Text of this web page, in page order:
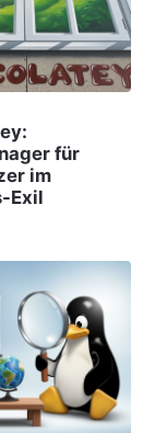
für
im
Exil